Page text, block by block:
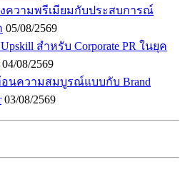
ความพรีเมียมกับประสบการณ์
05/08/2569
สำหรับ Corporate PR ในยุค
04/08/2569
อนความสมบูรณ์แบบกับ Brand
03/08/2569